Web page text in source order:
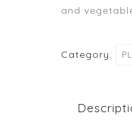
and
Category: